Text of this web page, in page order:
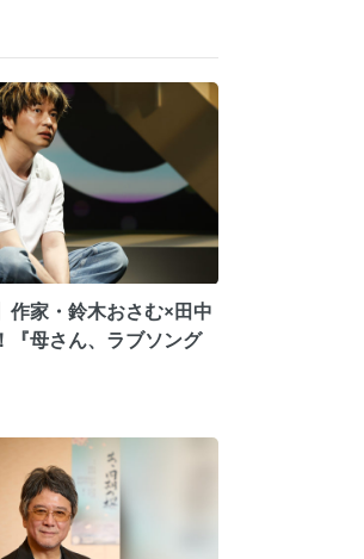
作家・鈴木おさむ×田中
『母さん、ラブソング